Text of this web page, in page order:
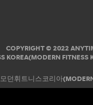
COPYRIGHT © 2022
KOREA(MODERN
던휘트니스코리아